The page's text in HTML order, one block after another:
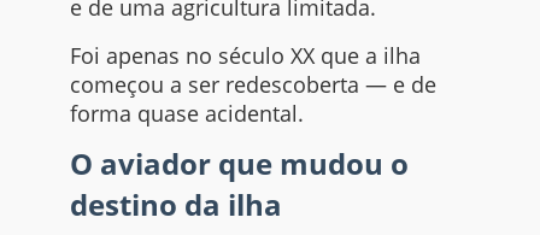
e de uma agricultura limitada.
Foi apenas no século XX que a ilha
começou a ser redescoberta — e de
forma quase acidental.
O aviador que mudou o
destino da ilha